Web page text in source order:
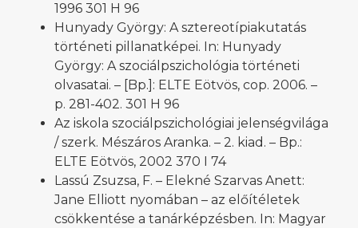
1996 301 H 96
Hunyady György: A sztereotípiakutatás
történeti pillanatképei. In: Hunyady
György: A szociálpszichológia történeti
olvasatai. – [Bp.]: ELTE Eötvös, cop. 2006. –
p. 281-402. 301 H 96
Az iskola szociálpszichológiai jelenségvilága
/ szerk. Mészáros Aranka. – 2. kiad. – Bp.:
ELTE Eötvös, 2002 370 I 74
Lassú Zsuzsa, F. – Elekné Szarvas Anett:
Jane Elliott nyomában – az előítéletek
csökkentése a tanárképzésben. In: Magyar